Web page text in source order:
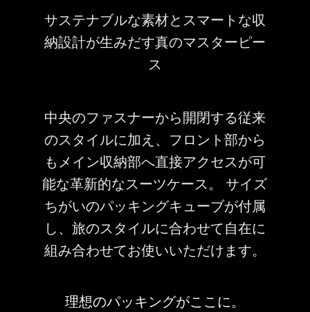
サステナブルな素材とスマートな収
納設計が生みだす真のマスターピー
ス
中央のファスナーから開閉する従来
のスタイルに加え、フロント部から
もメイン収納部へ直接アクセスが可
能な革新的なスーツケース。 サイズ
ちがいのパッキングキューブが付属
し、旅のスタイルに合わせて自在に
組み合わせてお使いいただけます。
理想のパッキングがここに。